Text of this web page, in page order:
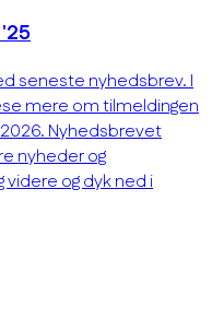
seneste nyhedsbrev. I
mere om tilmeldingen
Nyhedsbrevet
nyheder og
og dyk ned i